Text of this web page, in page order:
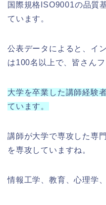
国際規格ISO9001の品質
ています。
公表データによると、イ
は100名以上で、皆さんフ
大学を卒業した講師経験
ています。
講師が大学で専攻した専
を専攻していますね。
情報工学、教育、心理学